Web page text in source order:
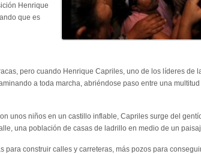
Henrique
que es
pero cuando Henrique Capriles, uno de los líderes de
a toda marcha, abriéndose paso entre una
unos niños en un castillo inflable, Capriles surge del
una población de casas de ladrillo en medio de un
para construir calles y carreteras, más pozos para